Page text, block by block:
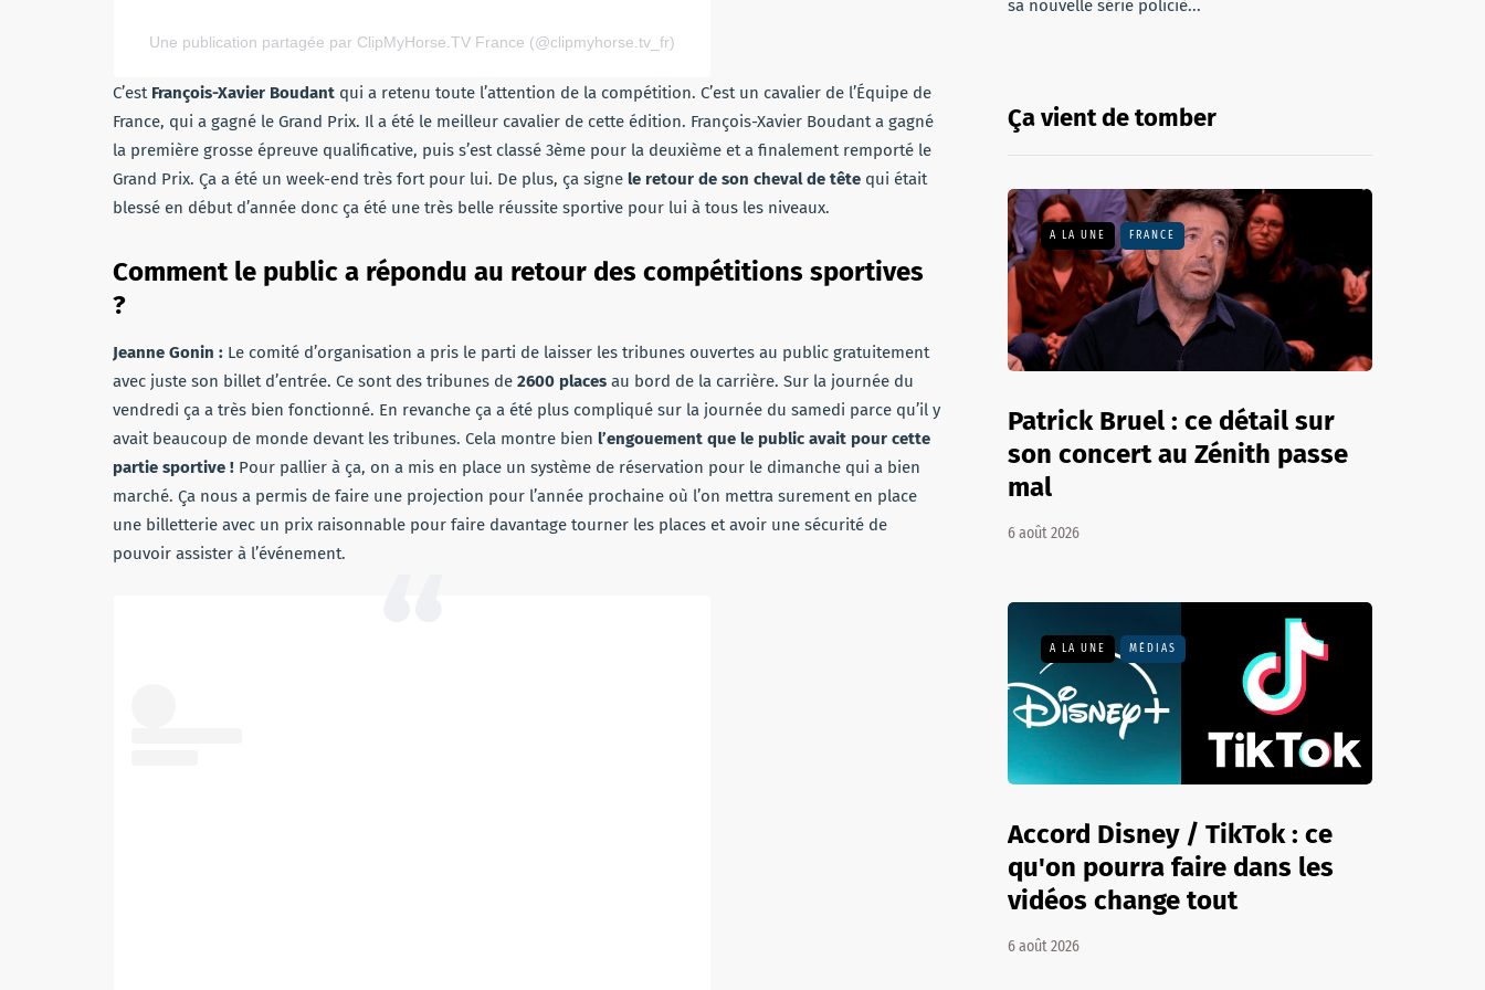
Une publication partagée par ClipMyHorse.TV France (@clipmyhorse.tv_fr)
C’est François-Xavier Boudant qui a retenu toute l’attention de la compétition. C’est un cavalier de l’Équipe de
France, qui a gagné le Grand Prix. Il a été le meilleur cavalier de cette édition. François-Xavier Boudant a gagné
la première grosse épreuve qualificative, puis s’est classé 3ème pour la deuxième et a finalement remporté le
Grand Prix. Ça a été un week-end très fort pour lui. De plus, ça signe le retour de son cheval de tête qui était
blessé en début d’année donc ça été une très belle réussite sportive pour lui à tous les niveaux.
Comment le public a répondu au retour des compétitions sportives
?
Jeanne Gonin : Le comité d’organisation a pris le parti de laisser les tribunes ouvertes au public gratuitement
avec juste son billet d’entrée. Ce sont des tribunes de 2600 places au bord de la carrière. Sur la journée du
vendredi ça a très bien fonctionné. En revanche ça a été plus compliqué sur la journée du samedi parce qu’il y
avait beaucoup de monde devant les tribunes. Cela montre bien l’engouement que le public avait pour cette
partie sportive ! Pour pallier à ça, on a mis en place un système de réservation pour le dimanche qui a bien
marché. Ça nous a permis de faire une projection pour l’année prochaine où l’on mettra surement en place
une billetterie avec un prix raisonnable pour faire davantage tourner les places et avoir une sécurité de
pouvoir assister à l’événement.
sa nouvelle série policiè...
Ça vient de tomber
A LA UNE FRANCE
Patrick Bruel : ce détail sur
son concert au Zénith passe
mal
6 août 2026
A LA UNE MÉDIAS
Accord Disney / TikTok : ce
qu'on pourra faire dans les
vidéos change tout
6 août 2026